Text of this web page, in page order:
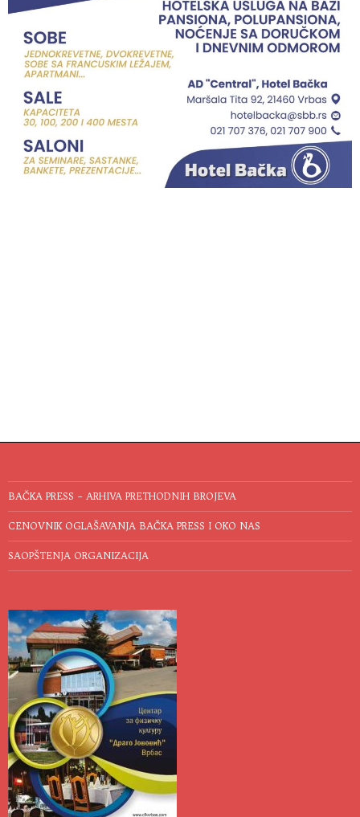
BAČKA PRESS – ARHIVA PRETHODNIH BROJEVA
CENOVNIK OGLAŠAVANJA BAČKA PRESS I OKO NAS
SAOPŠTENJA ORGANIZACIJA